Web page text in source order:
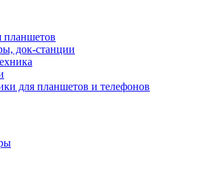
планшетов
док-станции
для планшетов и телефонов